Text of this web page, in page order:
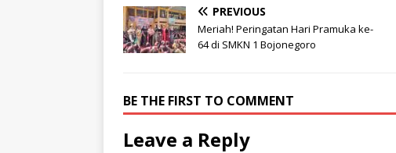
PREVIOUS
Meriah! Peringatan Hari Pramuka ke-
64 di SMKN 1 Bojonegoro
BE THE FIRST TO COMMENT
Leave a Reply